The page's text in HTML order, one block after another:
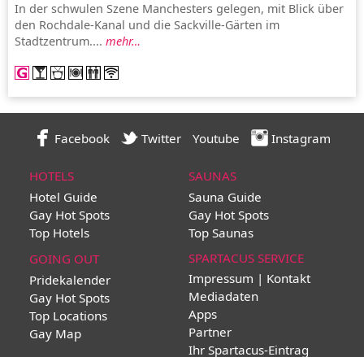
In der schwulen Szene Manchesters gelegen, mit Blick über
den Rochdale-Kanal und die Sackville-Gärten im
Stadtzentrum.... mehr…
Facebook Twitter Youtube Instagram
HOTELS
Hotel Guide
Gay Hot Spots
Top Hotels
SAUNAS
Sauna Guide
Gay Hot Spots
Top Saunas
GOING OUT
Pridekalender
Gay Hot Spots
Top Locations
Gay Map
SPARTACUS SERVICE
Impressum | Kontakt
Mediadaten
Apps
Partner
Ihr Spartacus-Eintrag